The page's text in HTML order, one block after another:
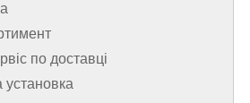
по доставці
установка